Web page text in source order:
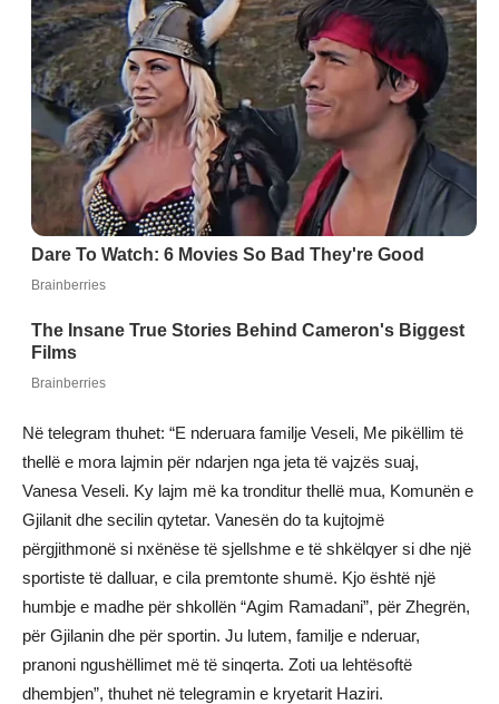
Në telegram thuhet: “E nderuara familje Veseli, Me pikëllim të
thellë e mora lajmin për ndarjen nga jeta të vajzës suaj,
Vanesa Veseli. Ky lajm më ka tronditur thellë mua, Komunën e
Gjilanit dhe secilin qytetar. Vanesën do ta kujtojmë
përgjithmonë si nxënëse të sjellshme e të shkëlqyer si dhe një
sportiste të dalluar, e cila premtonte shumë. Kjo është një
humbje e madhe për shkollën “Agim Ramadani”, për Zhegrën,
për Gjilanin dhe për sportin. Ju lutem, familje e nderuar,
pranoni ngushëllimet më të sinqerta. Zoti ua lehtësoftë
dhembjen”, thuhet në telegramin e kryetarit Haziri.